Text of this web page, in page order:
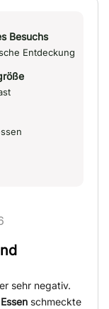
Besuchs
Entdeckung
sehr negativ.
Essen schmeckte